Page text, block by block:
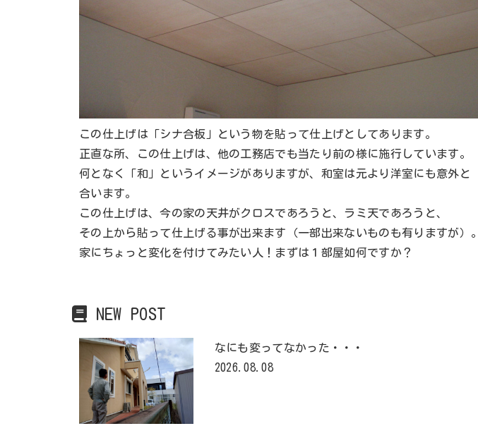
この仕上げは「シナ合板」という物を貼って仕上げとしてあります。
正直な所、この仕上げは、他の工務店でも当たり前の様に施行しています。
何となく「和」というイメージがありますが、和室は元より洋室にも意外と
合います。
この仕上げは、今の家の天井がクロスであろうと、ラミ天であろうと、
その上から貼って仕上げる事が出来ます（一部出来ないものも有りますが）。
家にちょっと変化を付けてみたい人！まずは１部屋如何ですか？
NEW POST
なにも変ってなかった・・・
2026.08.08